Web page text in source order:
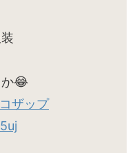
😂
ザップ